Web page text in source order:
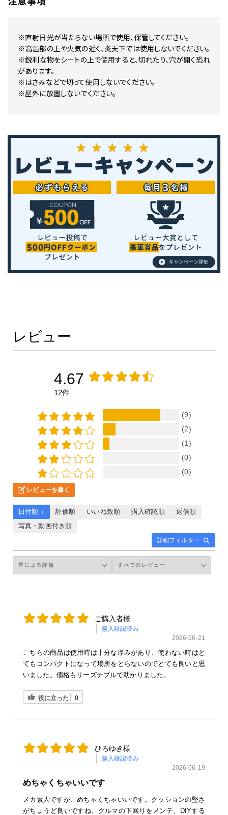
※直射日光が当たらない場所で使用、保管してください。
※高温部の上や火気の近く、炎天下では使用しないでください。
※鋭利な物をシートの上で使用すると、切れたり、穴が開く恐れ
があります。
※はさみなどで切って使用しないでください。
※屋外に放置しないでください。
レビュー
4.67
12件
(9)
(2)
(1)
(0)
(0)
レビューを書く
詳細フィルター
日付順 ↓ 評価順 いいね数順 購入確認順
返信順
写真・動画付き順
ご購入者様
購入確認済み
2026-06-21
こちらの商品は使用時は十分な厚みがあり、使わない時はと
てもコンパクトになって場所をとらないのでとても良いと思
いました。価格もリーズナブルで助かりました。
役に立った 0
ひろゆき様
購入確認済み
2026-06-19
めちゃくちゃいいです
メカ素人ですが、めちゃくちゃいいです。クッションの堅さ
がちょうど良いですね。クルマの下回りをメンテ、DIYする